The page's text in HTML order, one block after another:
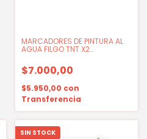
MARCADORES DE PINTURA AL
AGUA FILGO TNT X2
$7.000,00
$5.950,00 con
Transferencia
SIN STOCK